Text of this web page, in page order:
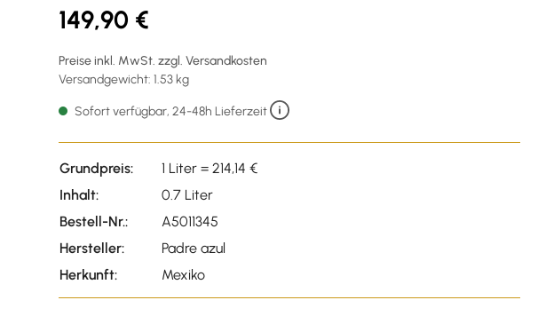
149,90 €
Preise inkl. MwSt. zzgl. Versandkosten
Versandgewicht: 1.53 kg
Sofort verfügbar, 24-48h Lieferzeit
Grundpreis:
1 Liter = 214,14 €
Inhalt:
0.7 Liter
Bestell-Nr.:
A5011345
Hersteller:
Padre azul
Herkunft:
Mexiko